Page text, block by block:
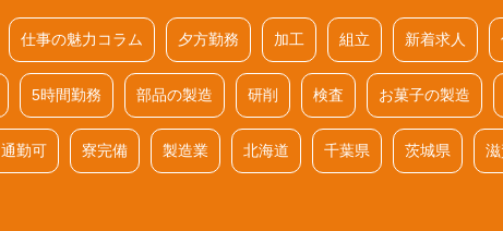
仕事の魅力コラム 夕方勤務 加工 組立 新着求人
5時間勤務 部品の製造 研削 検査 お菓子の製造
通勤可 寮完備 製造業 北海道 千葉県 茨城県